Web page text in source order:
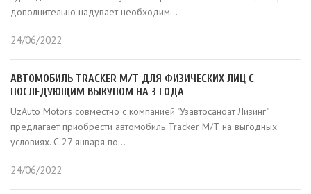
дополнительно надувает необходим...
24/06/2022
АВТОМОБИЛЬ TRACKER M/Т ДЛЯ ФИЗИЧЕСКИХ ЛИЦ С
ПОСЛЕДУЮЩИМ ВЫКУПОМ НА 3 ГОДА
UzAuto Motors совместно с компанией "Узавтосаноат Лизинг"
предлагает приобрести автомобиль Tracker M/Т на выгодных
условиях. С 27 января по...
24/06/2022